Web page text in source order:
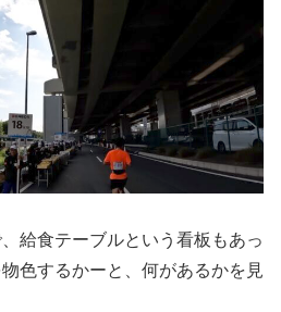
給食テーブルという看板もあっ
色するかーと、何があるかを見